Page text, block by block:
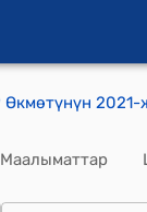
Маалыматтар